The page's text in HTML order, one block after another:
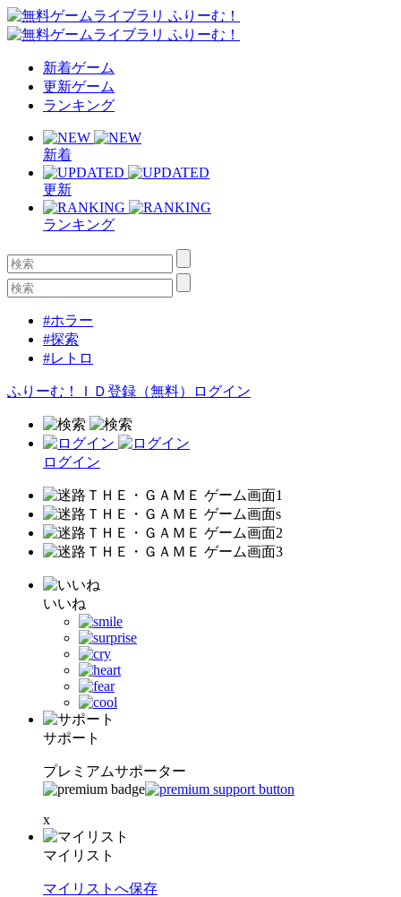
新着ゲーム
更新ゲーム
ランキング
新着
更新
ランキング
#ホラー
#探索
#レトロ
ふりーむ！ＩＤ登録（無料） ログイン
ログイン
いいね
サポート
プレミアムサポーター
x
マイリスト
マイリストへ保存